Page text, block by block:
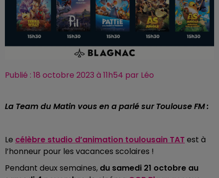
Publié : 18 octobre 2023 à 11h54 par Léo
La Team du Matin vous en a parlé sur Toulouse FM :
Le célèbre studio d’animation toulousain TAT est à
l’honneur pour les vacances scolaires !
Pendant deux semaines, du samedi 21 octobre au